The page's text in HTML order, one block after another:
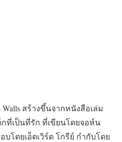
Walls สร้างขึ้นจากหนังสือเล่ม
ที่เป็นที่รัก ที่เขียนโดยจอห์น
โดยเอ็ดเวิร์ด โกรีย์ กำกับโดย